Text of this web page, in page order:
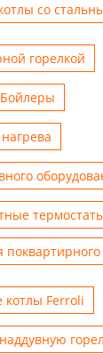
со
горелкой
Бойлеры
котлы Ferroli